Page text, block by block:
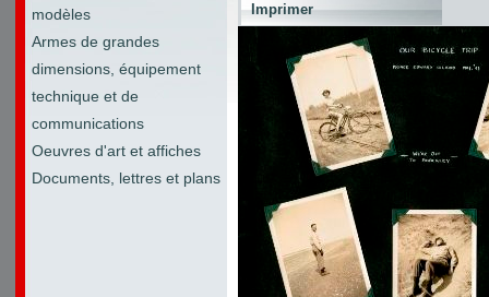
modèles
Armes de grandes
dimensions, équipement
technique et de
communications
Oeuvres d'art et affiches
Documents, lettres et plans
Imprimer